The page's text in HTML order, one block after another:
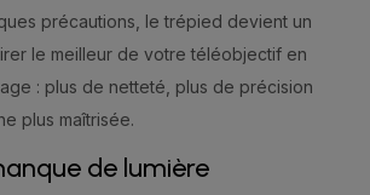
précautions, le trépied devient un
le meilleur de votre téléobjectif en
: plus de netteté, plus de précision
plus maîtrisée.
de lumière